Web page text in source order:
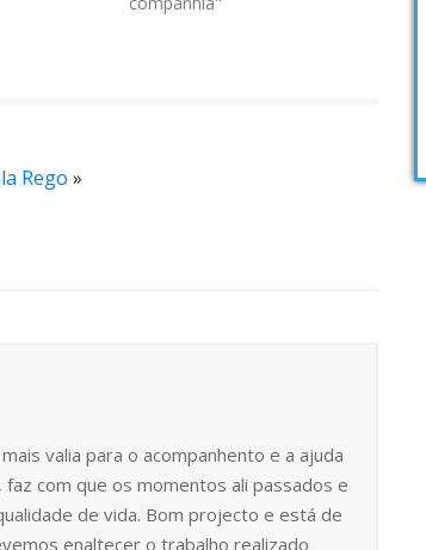
Rego »
valia para o acompanhento e a ajuda
com que os momentos ali passados e
de vida. Bom projecto e está de
enaltecer o trabalho realizado